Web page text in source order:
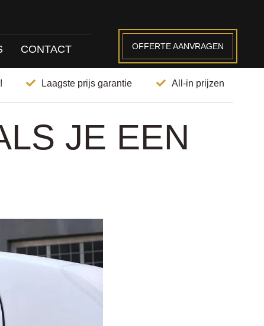
CONTACT OFFERTE AANVRAGEN
Laagste prijs garantie All-in prijzen
JE EEN